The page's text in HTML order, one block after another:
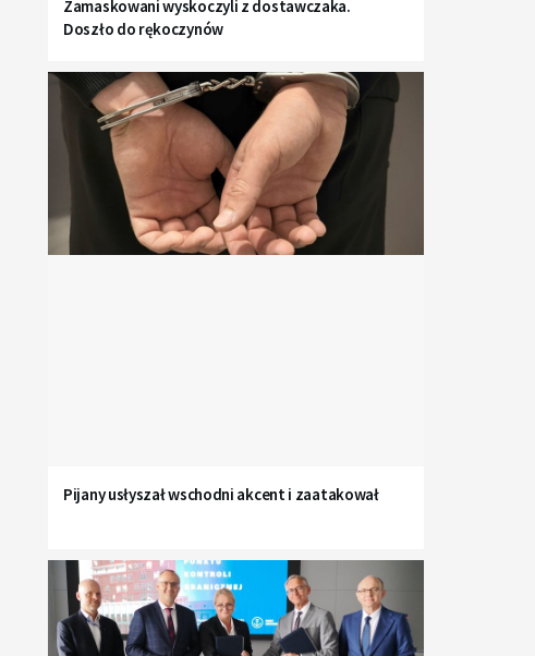
Zamaskowani wyskoczyli z dostawczaka.
Doszło do rękoczynów
Pijany usłyszał wschodni akcent i zaatakował